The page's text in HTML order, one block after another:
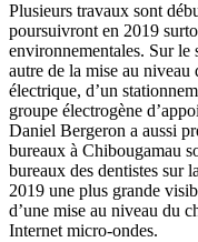
Plusieurs travaux sont
poursuivront en 2019
environnementales. Sur le
autre de la mise au niveau
électrique, d’un
groupe électrogène
Daniel Bergeron a aussi
bureaux à Chibougamau
bureaux des dentistes sur
2019 une plus grande
d’une mise au niveau du
Internet micro-ondes.